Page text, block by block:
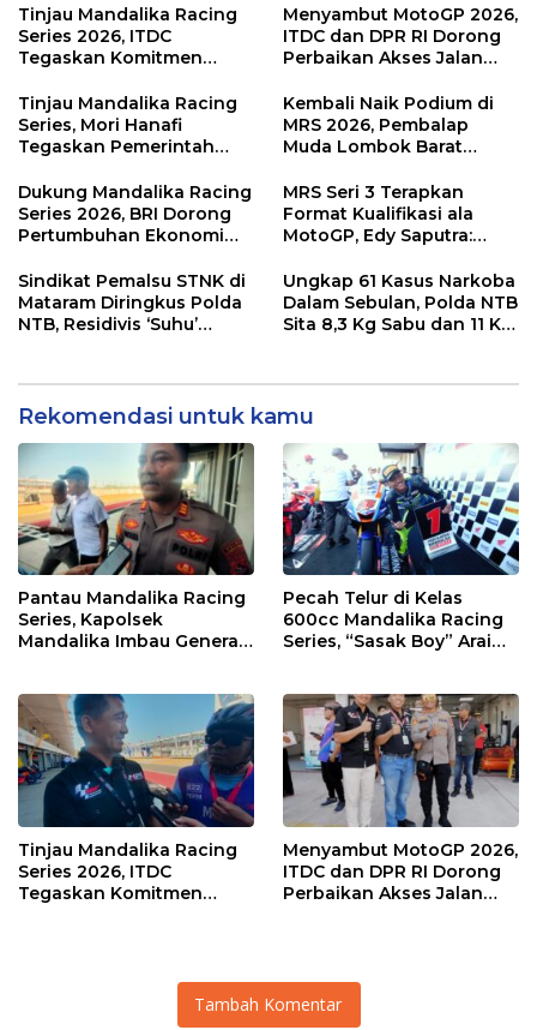
Sirkuit, Bukan Jalan Raya
Kemenangan
Tinjau Mandalika Racing
Series 2026, ITDC
Tegaskan Komitmen
Dampak Ekonomi
Kawasan
Menyambut MotoGP 2026,
ITDC dan DPR RI Dorong
Perbaikan Akses Jalan
di KEK Mandalika
Tinjau Mandalika Racing
Series, Mori Hanafi
Tegaskan Pemerintah
NTB
Kembali Naik Podium di
MRS 2026, Pembalap
Muda Lombok Barat
Menuju Tingkat Asia
Dukung Mandalika Racing
Series 2026, BRI Dorong
Pertumbuhan Ekonomi
MRS Seri 3 Terapkan
Format Kualifikasi ala
MotoGP, Edy Saputra:
dan Efektif
Sindikat Pemalsu STNK di
Mataram Diringkus Polda
NTB, Residivis ‘Suhu’
Ungkap 61 Kasus Narkoba
Dalam Sebulan, Polda NTB
Sita 8,3 Kg Sabu dan 11 Kg
Rekomendasi untuk kamu
Pantau Mandalika Racing
Series, Kapolsek
Mandalika Imbau Generasi
Pecah Telur di Kelas
600cc Mandalika Racing
Series, “Sasak Boy” Arai
Tinjau Mandalika Racing
Series 2026, ITDC
Tegaskan Komitmen
Menyambut MotoGP 2026,
ITDC dan DPR RI Dorong
Perbaikan Akses Jalan
Tambah Komentar